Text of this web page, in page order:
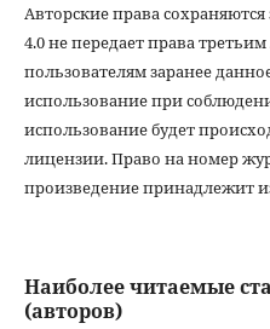
Авторские права сохраняются
4.0 не передает права
пользователям заранее
использование при
использование будет
лицензии. Право на номер
произведение принадлежит
Наиболее читаемые
(авторов)